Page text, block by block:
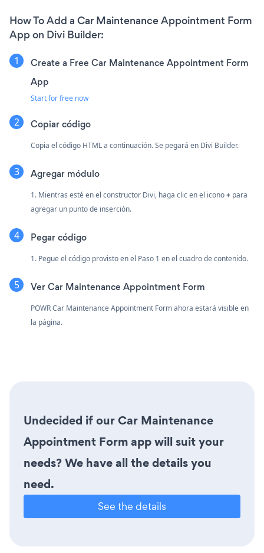
How To Add a Car Maintenance Appointment Form
App on Divi Builder:
Create a Free Car Maintenance Appointment Form
App
Start for free now
Copiar código
Copia el código HTML a continuación. Se pegará en Divi Builder.
Agregar módulo
1. Mientras esté en el constructor Divi, haga clic en el icono+ para
agregar un punto de inserción.
Pegar código
1. Pegue el código provisto en el Paso 1 en el cuadro de contenido.
Ver Car Maintenance Appointment Form
POWR Car Maintenance Appointment Form ahora estará visible en
la página.
Undecided if our Car Maintenance
Appointment Form app will suit your
needs? We have all the details you
need.
See the details